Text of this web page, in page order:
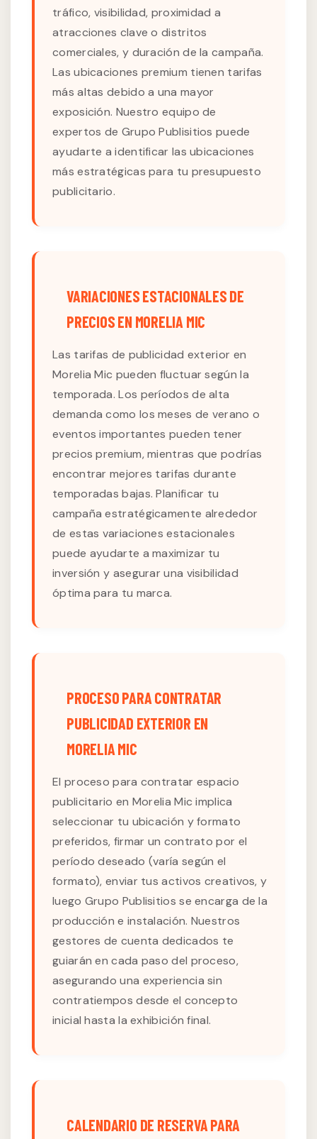
tráfico, visibilidad, proximidad a
atracciones clave o distritos
comerciales, y duración de la campaña.
Las ubicaciones premium tienen tarifas
más altas debido a una mayor
exposición. Nuestro equipo de
expertos de Grupo Publisitios puede
ayudarte a identificar las ubicaciones
más estratégicas para tu presupuesto
publicitario.
VARIACIONES ESTACIONALES DE
PRECIOS EN MORELIA MIC
Las tarifas de publicidad exterior en
Morelia Mic pueden fluctuar según la
temporada. Los períodos de alta
demanda como los meses de verano o
eventos importantes pueden tener
precios premium, mientras que podrías
encontrar mejores tarifas durante
temporadas bajas. Planificar tu
campaña estratégicamente alrededor
de estas variaciones estacionales
puede ayudarte a maximizar tu
inversión y asegurar una visibilidad
óptima para tu marca.
PROCESO PARA CONTRATAR
PUBLICIDAD EXTERIOR EN
MORELIA MIC
El proceso para contratar espacio
publicitario en Morelia Mic implica
seleccionar tu ubicación y formato
preferidos, firmar un contrato por el
período deseado (varía según el
formato), enviar tus activos creativos, y
luego Grupo Publisitios se encarga de la
producción e instalación. Nuestros
gestores de cuenta dedicados te
guiarán en cada paso del proceso,
asegurando una experiencia sin
contratiempos desde el concepto
inicial hasta la exhibición final.
CALENDARIO DE RESERVA PARA